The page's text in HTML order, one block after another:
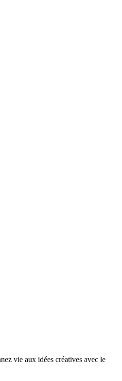
vie aux idées créatives avec le